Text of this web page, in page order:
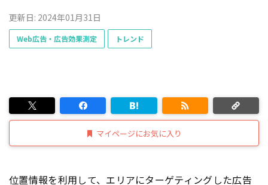
更新日: 2024年01月31日
Web広告・広告効果測定 トレンド
マイページにお気に入り
位置情報を利用して、エリアにターゲティングした広告